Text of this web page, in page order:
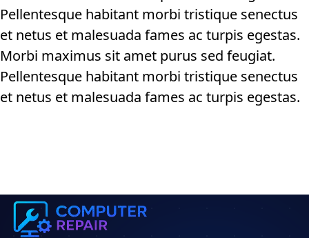
Pellentesque habitant morbi tristique senectus
et netus et malesuada fames ac turpis egestas.
Morbi maximus sit amet purus sed feugiat.
Pellentesque habitant morbi tristique senectus
et netus et malesuada fames ac turpis egestas.